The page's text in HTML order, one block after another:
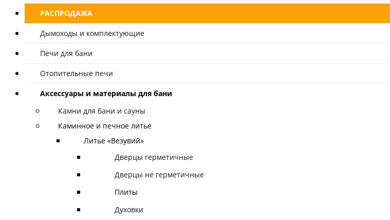
РАСПРОДАЖА
Дымоходы и комплектующие
Печи для бани
Отопительные печи
Аксессуары и материалы для бани
Камни для бани и сауны
Каминное и печное литье
Литье «Везувий»
Дверцы герметичные
Дверцы не герметичные
Плиты
Духовки